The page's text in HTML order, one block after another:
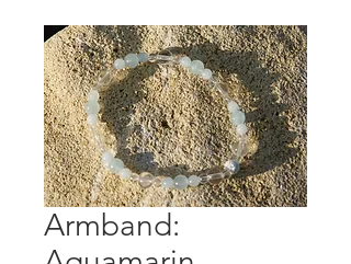
Armband: